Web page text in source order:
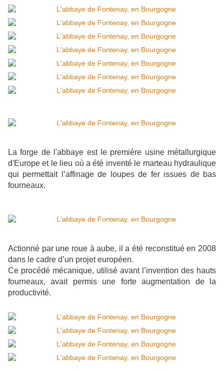
La forge de l'abbaye est le première usine métallurgique
d'Europe et le lieu où a été inventé le marteau hydraulique
qui permettait l’affinage de loupes de fer issues de bas
fourneaux.
Actionné par une roue à aube, il a été reconstitué en 2008
dans le cadre d’un projet européen.
Ce procédé mécanique, utilisé avant l’invention des hauts
fourneaux, avait permis une forte augmentation de la
productivité.